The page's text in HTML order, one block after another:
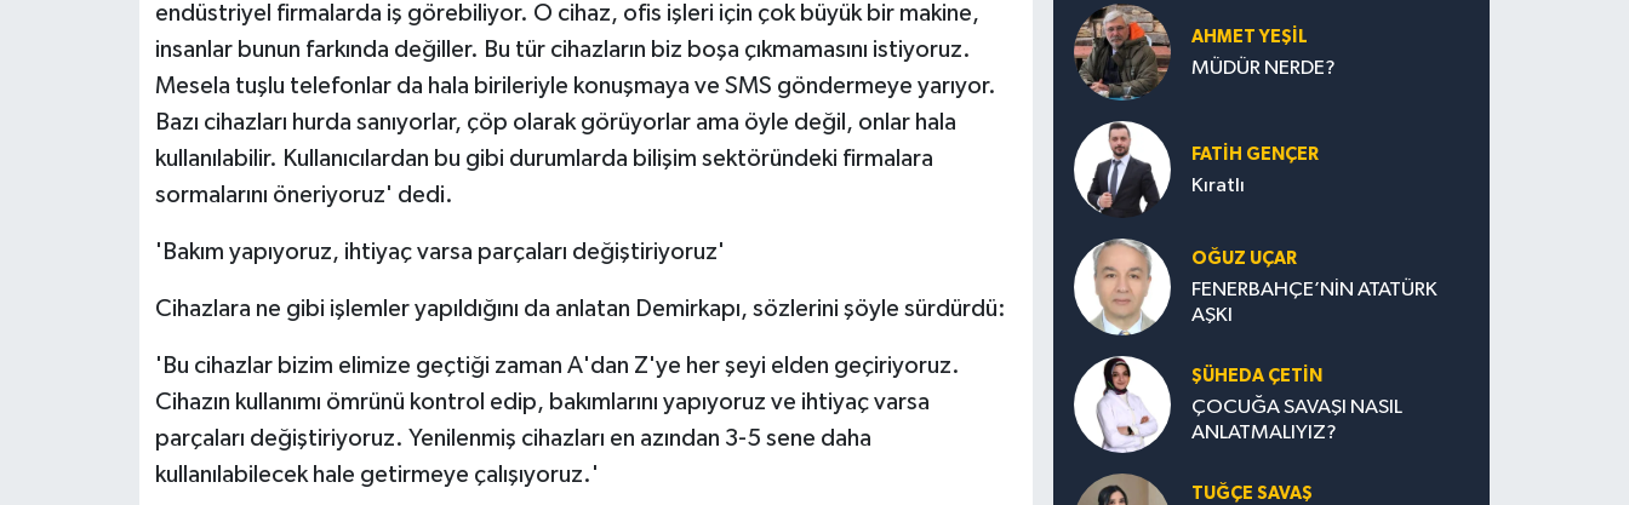
endüstriyel firmalarda iş görebiliyor. O cihaz, ofis işleri için çok büyük bir makine,
insanlar bunun farkında değiller. Bu tür cihazların biz boşa çıkmamasını istiyoruz.
Mesela tuşlu telefonlar da hala birileriyle konuşmaya ve SMS göndermeye yarıyor.
Bazı cihazları hurda sanıyorlar, çöp olarak görüyorlar ama öyle değil, onlar hala
kullanılabilir. Kullanıcılardan bu gibi durumlarda bilişim sektöründeki firmalara
sormalarını öneriyoruz' dedi.
'Bakım yapıyoruz, ihtiyaç varsa parçaları değiştiriyoruz'
Cihazlara ne gibi işlemler yapıldığını da anlatan Demirkapı, sözlerini şöyle sürdürdü:
'Bu cihazlar bizim elimize geçtiği zaman A'dan Z'ye her şeyi elden geçiriyoruz.
Cihazın kullanımı ömrünü kontrol edip, bakımlarını yapıyoruz ve ihtiyaç varsa
parçaları değiştiriyoruz. Yenilenmiş cihazları en azından 3-5 sene daha
kullanılabilecek hale getirmeye çalışıyoruz.'
AHMET YEŞİL
MÜDÜR NERDE?
FATIH GENÇER
Kıratlı
OĞUZ UÇAR
FENERBAHÇE’NİN ATATÜRK
AŞKI
ŞÜHEDA ÇETİN
ÇOCUĞA SAVAŞI NASIL
ANLATMALIYIZ?
TUĞÇE SAVAŞ